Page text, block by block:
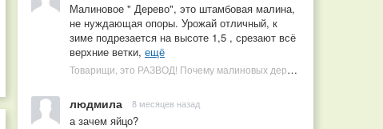
Малиновое " Дерево", это штамбовая малина,
не нуждающая опоры. Урожай отличный, к
зиме подрезается на высоте 1,5 , срезают всё
верхние ветки, ещё
Товарищи, это РАЗВОД! Почему малиновых деревьев не бывает, или Как ушлые продавцы наживаются на мечтах садоводов
людмила 8 месяцев назад
а зачем яйцо?